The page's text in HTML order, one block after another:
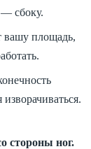
— сбоку.
вашу площадь,
стороны ног.